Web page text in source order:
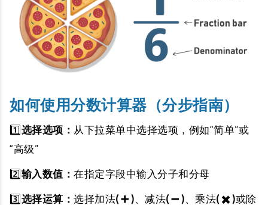
如何使用分数计算器（分步指南）
1️⃣选择选项： 从下拉菜单中选择选项，例如“简单”或
“高级”
2️⃣输入数值： 在指定字段中输入分子和分母
3️⃣选择运算： 选择加法( ➕ ) 、减法( ➖ ) 、乘法( ✖️ )或除